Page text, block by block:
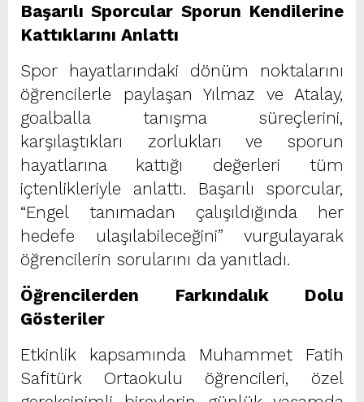
Başarılı Sporcular Sporun Kendilerine
Kattıklarını Anlattı
Spor hayatlarındaki dönüm noktalarını
öğrencilerle paylaşan Yılmaz ve Atalay,
goalballa tanışma süreçlerini,
karşılaştıkları zorlukları ve sporun
hayatlarına kattığı değerleri tüm
içtenlikleriyle anlattı. Başarılı sporcular,
“Engel tanımadan çalışıldığında her
hedefe ulaşılabileceğini” vurgulayarak
öğrencilerin sorularını da yanıtladı.
Öğrencilerden Farkındalık Dolu
Gösteriler
Etkinlik kapsamında Muhammet Fatih
Safitürk Ortaokulu öğrencileri, özel